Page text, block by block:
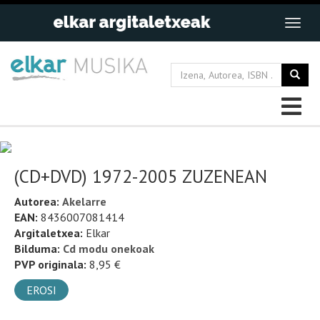
(CD+DVD) 1972-2005 ZUZENEAN
Autorea: Akelarre
EAN: 8436007081414
Argitaletxea: Elkar
Bilduma: Cd modu onekoak
PVP originala: 8,95 €
EROSI